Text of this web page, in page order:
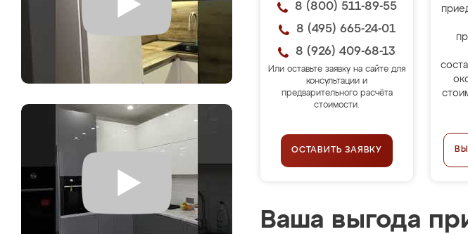
8 (800) 511-89-55
8 (495) 665-24-01
8 (926) 409-68-13
Или оставьте заявку на сайте для
консультации и
предварительного расчёта
стоимости.
ОСТАВИТЬ ЗАЯВКУ
Ваша выгода